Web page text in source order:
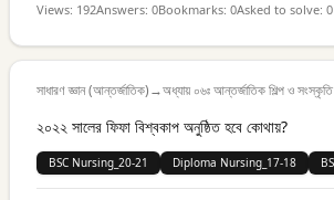
Views: 192Answers: 0Bookmarks: 0Asked to solve: 0
সাধারণ জ্ঞান (আন্তর্জাতিক)→অধ্যায় ০৬ঃ আন্তর্জাতিক শিল্প ও সংস্কৃতি
২০২২ সালের ফিফা বিশ্বকাপ অনুষ্ঠিত হবে কোথায়?
BSC Nursing_20-21 Diploma Nursing_17-18